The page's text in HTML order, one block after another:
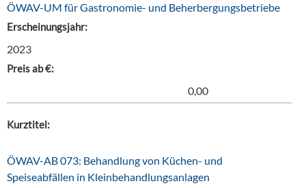
ÖWAV-UM für Gastronomie- und Beherbergungsbetriebe
Erscheinungsjahr:
2023
Preis ab €:
0,00
Kurztitel:
ÖWAV-AB 073: Behandlung von Küchen- und
Speiseabfällen in Kleinbehandlungsanlagen